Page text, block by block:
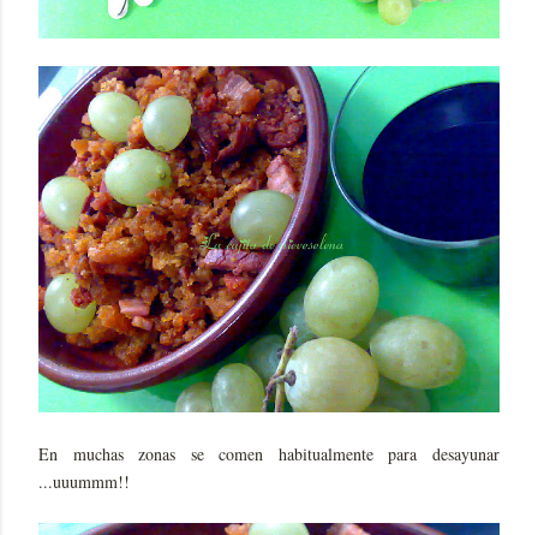
En muchas zonas se comen habitualmente para desayunar
...uuummm!!